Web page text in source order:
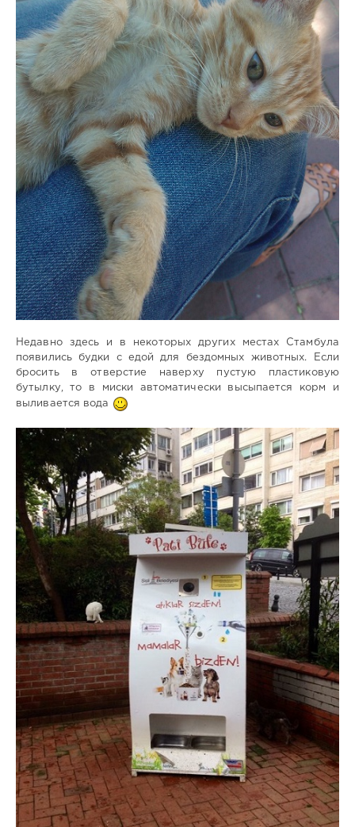
Недавно здесь и в некоторых других местах Стамбула
появились будки с едой для бездомных животных. Если
бросить в отверстие наверху пустую пластиковую
бутылку, то в миски автоматически высыпается корм и
выливается вода